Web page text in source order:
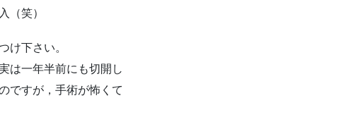
（笑）
け下さい。
は一年半前にも切開し
ですが，手術が怖くて